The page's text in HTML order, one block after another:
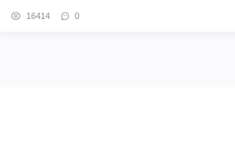
16414 0